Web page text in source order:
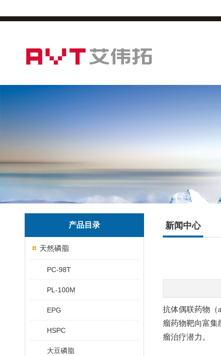
产品目录
天然磷脂
PC-98T
PL-100M
EPG
HSPC
大豆磷脂
新闻中心
抗体偶联药物（
瘤药物靶向富集
瘤治疗潜力。